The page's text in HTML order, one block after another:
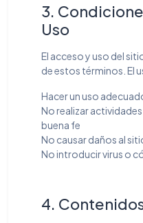
3.
Uso
El acceso y uso del
de estos términos. El
Hacer un uso
No realizar
buena fe
No causar daños al
No introducir virus o
4.